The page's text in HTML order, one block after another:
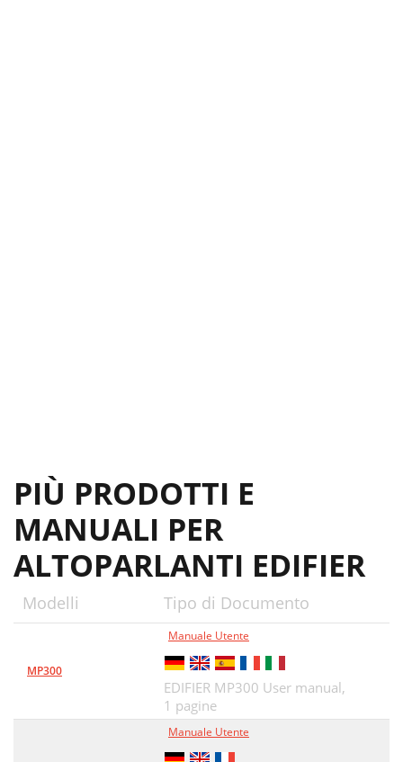
PIÙ PRODOTTI E
MANUALI PER
ALTOPARLANTI EDIFIER
Modelli Tipo di Documento
MP300
Manuale Utente
EDIFIER MP300 User manual,
1 pagine
Manuale Utente